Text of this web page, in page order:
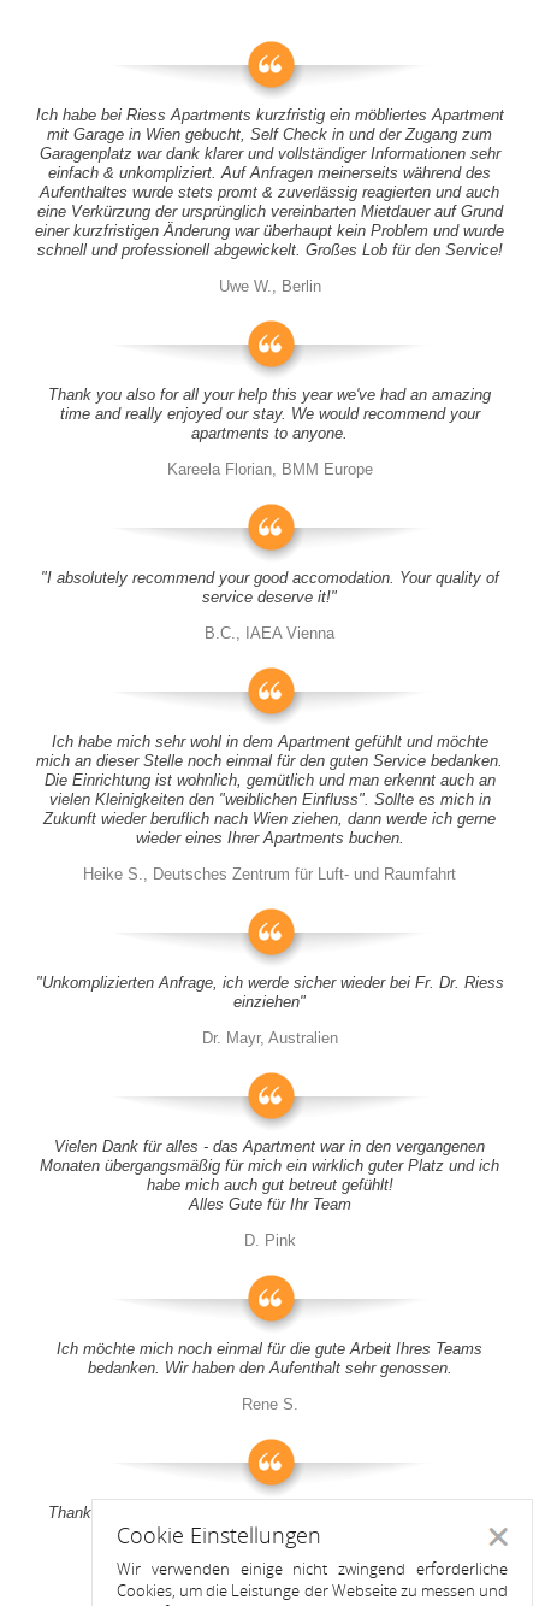
Ich habe bei Riess Apartments kurzfristig ein möbliertes Apartment
mit Garage in Wien gebucht, Self Check in und der Zugang zum
Garagenplatz war dank klarer und vollständiger Informationen sehr
einfach & unkompliziert. Auf Anfragen meinerseits während des
Aufenthaltes wurde stets promt & zuverlässig reagierten und auch
eine Verkürzung der ursprünglich vereinbarten Mietdauer auf Grund
einer kurzfristigen Änderung war überhaupt kein Problem und wurde
schnell und professionell abgewickelt. Großes Lob für den Service!
Uwe W., Berlin
Thank you also for all your help this year we've had an amazing
time and really enjoyed our stay. We would recommend your
apartments to anyone.
Kareela Florian, BMM Europe
"I absolutely recommend your good accomodation. Your quality of
service deserve it!"
B.C., IAEA Vienna
Ich habe mich sehr wohl in dem Apartment gefühlt und möchte
mich an dieser Stelle noch einmal für den guten Service bedanken.
Die Einrichtung ist wohnlich, gemütlich und man erkennt auch an
vielen Kleinigkeiten den "weiblichen Einfluss". Sollte es mich in
Zukunft wieder beruflich nach Wien ziehen, dann werde ich gerne
wieder eines Ihrer Apartments buchen.
Heike S., Deutsches Zentrum für Luft- und Raumfahrt
"Unkomplizierten Anfrage, ich werde sicher wieder bei Fr. Dr. Riess
einziehen"
Dr. Mayr, Australien
Vielen Dank für alles - das Apartment war in den vergangenen
Monaten übergangsmäßig für mich ein wirklich guter Platz und ich
habe mich auch gut betreut gefühlt!
Alles Gute für Ihr Team
D. Pink
Ich möchte mich noch einmal für die gute Arbeit Ihres Teams
bedanken. Wir haben den Aufenthalt sehr genossen.
Rene S.
Thank you all for your support! It was a pleasure to stay at your
apartment
Anitah S.
Cookie Einstellungen
Wir verwenden einige nicht zwingend erforderliche
Cookies, um die Leistunge der Webseite zu messen und